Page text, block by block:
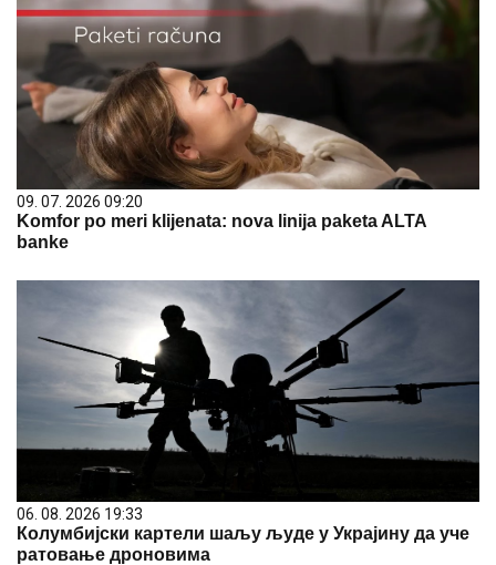
09. 07. 2026 09:20
Komfor po meri klijenata: nova linija paketa ALTA
banke
06. 08. 2026 19:33
Колумбијски картели шаљу људе у Украјину да уче
ратовање дроновима